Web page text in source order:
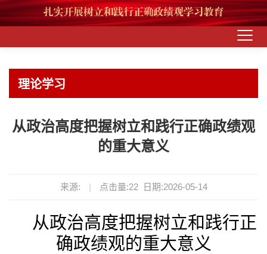
理论学习
从政治高度把握树立和践行正确政绩观
的重大意义
来源: | 点击量:22 日期:2026-05-14
从政治高度把握树立和践行正
确政绩观的重大意义